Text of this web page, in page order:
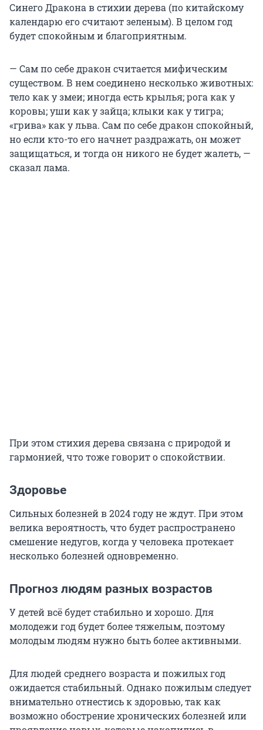
Синего Дракона в стихии дерева (по китайскому
календарю его считают зеленым). В целом год
будет спокойным и благоприятным.
— Сам по себе дракон считается мифическим
существом. В нем соединено несколько животных:
тело как у змеи; иногда есть крылья; рога как у
коровы; уши как у зайца; клыки как у тигра;
«грива» как у льва. Сам по себе дракон спокойный,
но если кто-то его начнет раздражать, он может
защищаться, и тогда он никого не будет жалеть, —
сказал лама.
При этом стихия дерева связана с природой и
гармонией, что тоже говорит о спокойствии.
Здоровье
Сильных болезней в 2024 году не ждут. При этом
велика вероятность, что будет распространено
смешение недугов, когда у человека протекает
несколько болезней одновременно.
Прогноз людям разных возрастов
У детей всё будет стабильно и хорошо. Для
молодежи год будет более тяжелым, поэтому
молодым людям нужно быть более активными.
Для людей среднего возраста и пожилых год
ожидается стабильный. Однако пожилым следует
внимательно отнестись к здоровью, так как
возможно обострение хронических болезней или